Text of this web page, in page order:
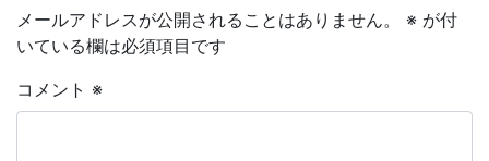
メールアドレスが公開されることはありません。 ※ が付
いている欄は必須項目です
コメント ※